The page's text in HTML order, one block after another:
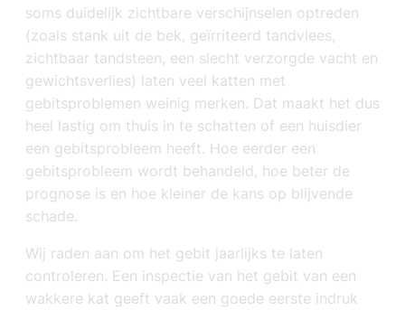
soms duidelijk zichtbare verschijnselen optreden
(zoals stank uit de bek, geïrriteerd tandvlees,
zichtbaar tandsteen, een slecht verzorgde vacht en
gewichtsverlies) laten veel katten met
gebitsproblemen weinig merken. Dat maakt het dus
heel lastig om thuis in te schatten of een huisdier
een gebitsprobleem heeft. Hoe eerder een
gebitsprobleem wordt behandeld, hoe beter de
prognose is en hoe kleiner de kans op blijvende
schade.
Wij raden aan om het gebit jaarlijks te laten
controleren. Een inspectie van het gebit van een
wakkere kat geeft vaak een goede eerste indruk